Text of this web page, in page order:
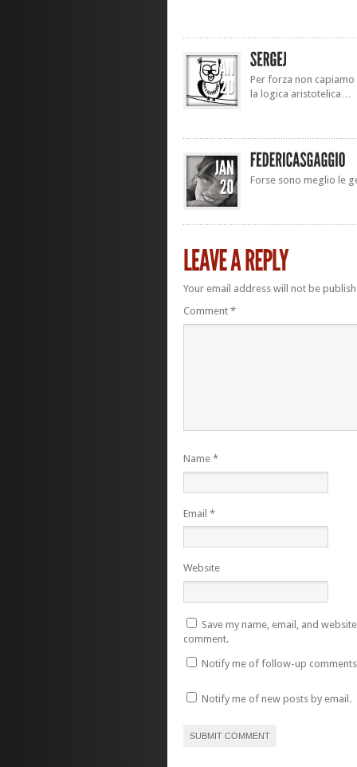
Per forza non
la logica aristotelica…
Forse sono meglio le
Your email address will not be
Comment *
Name *
Email *
Website
Save my name, email, and
comment.
Notify me of follow-up
Notify me of new posts by email.